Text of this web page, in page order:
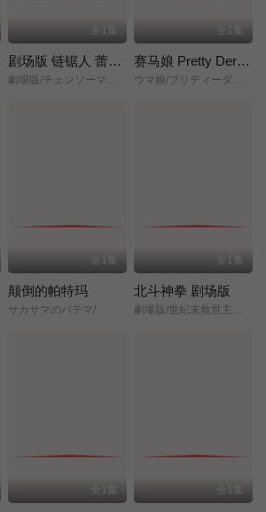
全1集
剧场版 链锯人 蕾塞篇(正式版)
全1集
赛马娘 Pretty Derby 新时代之门
全1集
颠倒的帕特玛
サカサマのパテマ/
全1集
北斗神拳 剧场版
劇場版/世紀末救世主伝説/北斗の拳/
全1集 全1集